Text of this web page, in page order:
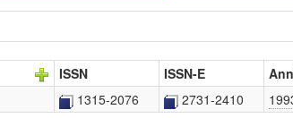
ISSN ISSN-E
1315-2076 2731-2410